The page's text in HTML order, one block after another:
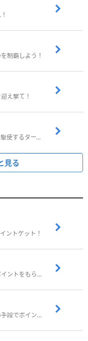
制覇しよう！
え撃て！
武器の『アビリティ』と『戦神』を駆使するターン制コマンドバトルRPG！
見る
ントゲット！
歩いてポイ活！日常生活でお得にポイントをもらおう
歩いたりアンケート回答など幅広い手段でポイントをゲット